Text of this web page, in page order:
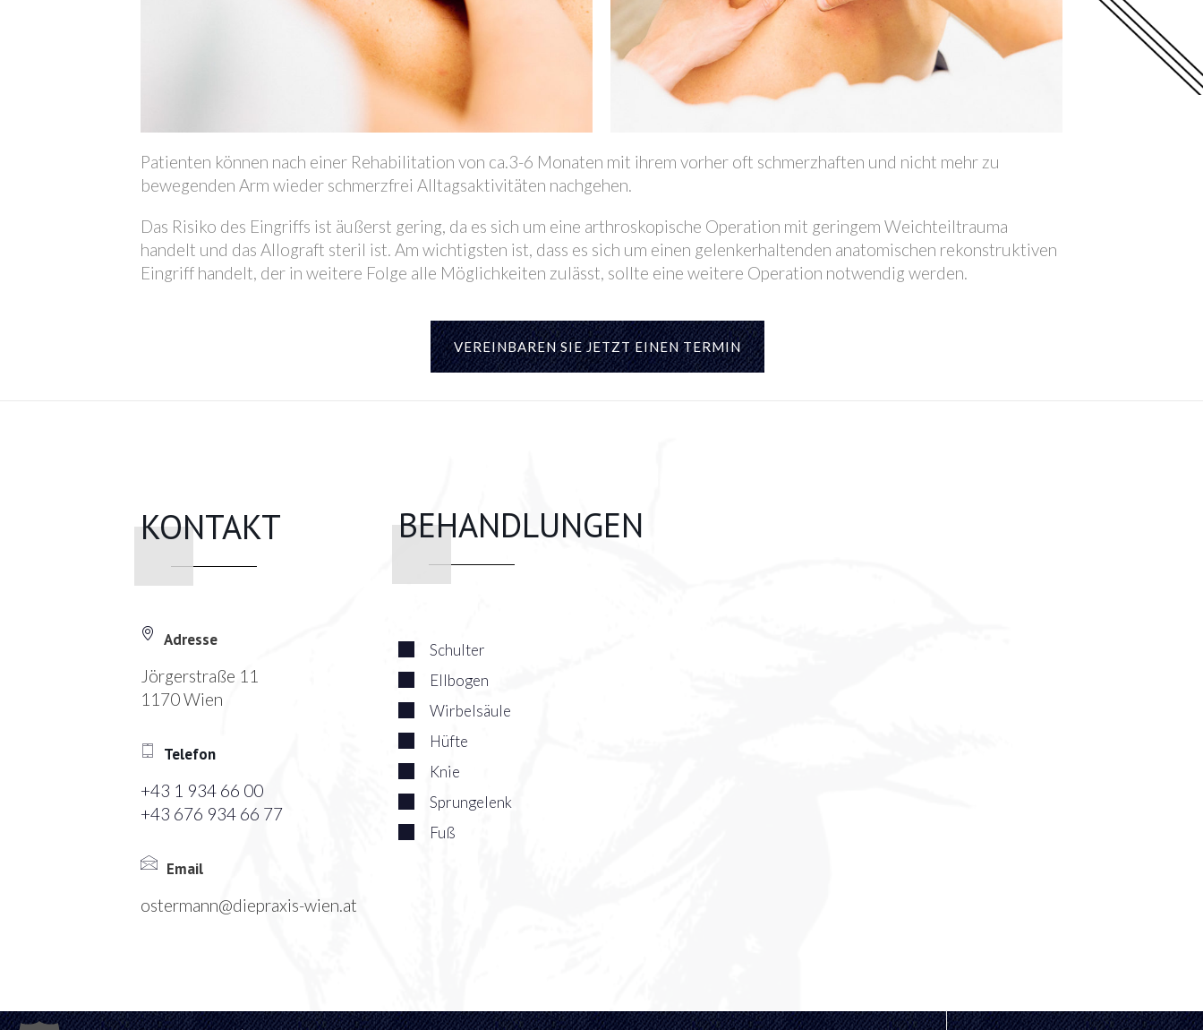
Patienten können nach einer Rehabilitation von ca.3-6 Monaten mit ihrem vorher oft schmerzhaften und nicht mehr zu
bewegenden Arm wieder schmerzfrei Alltagsaktivitäten nachgehen.
Das Risiko des Eingriffs ist äußerst gering, da es sich um eine arthroskopische Operation mit geringem Weichteiltrauma
handelt und das Allograft steril ist. Am wichtigsten ist, dass es sich um einen gelenkerhaltenden anatomischen rekonstruktiven
Eingriff handelt, der in weitere Folge alle Möglichkeiten zulässt, sollte eine weitere Operation notwendig werden.
VEREINBAREN SIE JETZT EINEN TERMIN
KONTAKT
Adresse
Jörgerstraße 11
1170 Wien
Telefon
+43 1 934 66 00
+43 676 934 66 77
Email
ostermann@diepraxis-wien.at
BEHANDLUNGEN
Schulter
Ellbogen
Wirbelsäule
Hüfte
Knie
Sprungelenk
Fuß